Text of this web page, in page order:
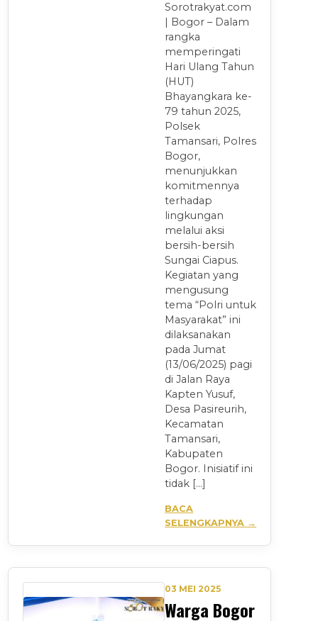
Sorotrakyat.com
| Bogor – Dalam
rangka
memperingati
Hari Ulang Tahun
(HUT)
Bhayangkara ke-
79 tahun 2025,
Polsek
Tamansari, Polres
Bogor,
menunjukkan
komitmennya
terhadap
lingkungan
melalui aksi
bersih-bersih
Sungai Ciapus.
Kegiatan yang
mengusung
tema “Polri untuk
Masyarakat” ini
dilaksanakan
pada Jumat
(13/06/2025) pagi
di Jalan Raya
Kapten Yusuf,
Desa Pasireurih,
Kecamatan
Tamansari,
Kabupaten
Bogor. Inisiatif ini
tidak […]
BACA
SELENGKAPNYA →
03 MEI 2025
Warga Bogor